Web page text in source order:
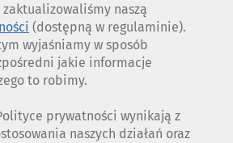
naszą
(dostępną w regulaminie).
wyjaśniamy w sposób
jakie informacje
to robimy.
prywatności wynikają z
naszych działań oraz